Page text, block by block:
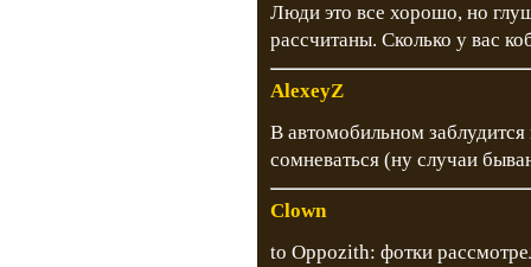
Люди это все хорошо, но
рассчитаны. Сколько у вас
AlexeyZ
В автомобильном
сомневаться (ну случаи
Clown
to Oppozith: фотки